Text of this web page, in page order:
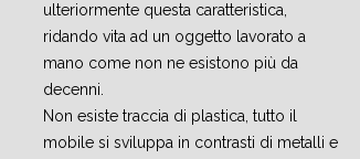
ulteriormente questa caratteristica,
ridando vita ad un oggetto lavorato a
mano come non ne esistono più da
decenni.
Non esiste traccia di plastica, tutto il
mobile si sviluppa in contrasti di metalli e